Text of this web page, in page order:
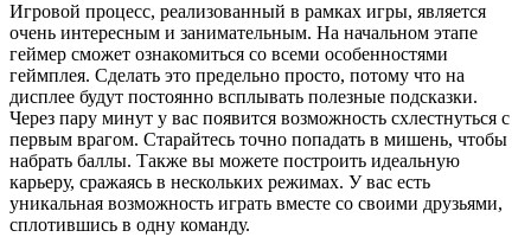
Игровой процесс, реализованный в рамках игры, является
очень интересным и занимательным. На начальном этапе
геймер сможет ознакомиться со всеми особенностями
геймплея. Сделать это предельно просто, потому что на
дисплее будут постоянно всплывать полезные подсказки.
Через пару минут у вас появится возможность схлестнуться с
первым врагом. Старайтесь точно попадать в мишень, чтобы
набрать баллы. Также вы можете построить идеальную
карьеру, сражаясь в нескольких режимах. У вас есть
уникальная возможность играть вместе со своими друзьями,
сплотившись в одну команду.